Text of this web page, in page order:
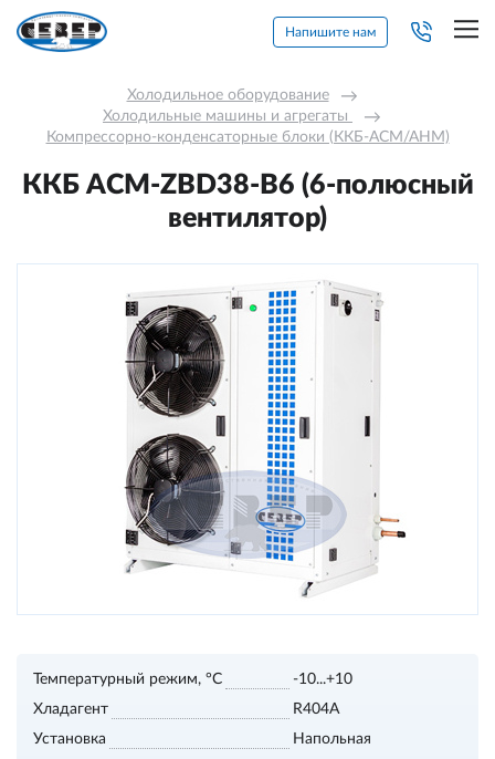
Напишите нам
Холодильное оборудование →
Холодильные машины и агрегаты →
Компрессорно-конденсаторные блоки (ККБ-АСМ/АНМ)
ККБ ACM-ZBD38-В6 (6-полюсный
вентилятор)
Температурный режим, °С
-10...+10
Хладагент
R404A
Установка
Напольная